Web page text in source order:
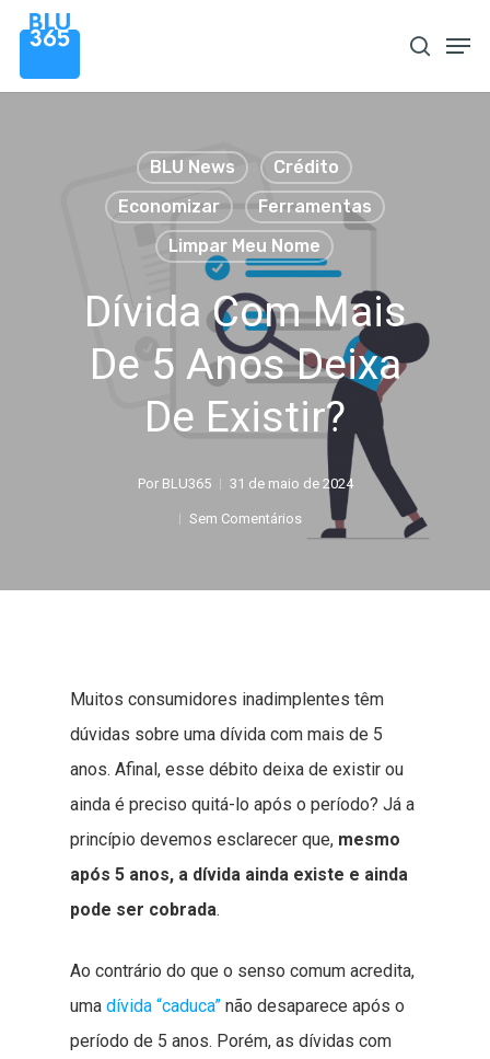
Pular
para
procura
BLU News
Crédito
Economizar
Ferramentas
Limpar Meu Nome
Dívida Com Mais
De 5 Anos Deixa
De Existir?
Por BLU365 31 de maio de 2024
Sem Comentários
Muitos consumidores inadimplentes têm
dúvidas sobre uma dívida com mais de 5
anos. Afinal, esse débito deixa de existir ou
ainda é preciso quitá-lo após o período? Já a
princípio devemos esclarecer que, mesmo
após 5 anos, a dívida ainda existe e ainda
pode ser cobrada.
Ao contrário do que o senso comum acredita,
uma dívida “caduca” não desaparece após o
período de 5 anos. Porém, as dívidas com